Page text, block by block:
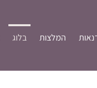
המלצות בלוג